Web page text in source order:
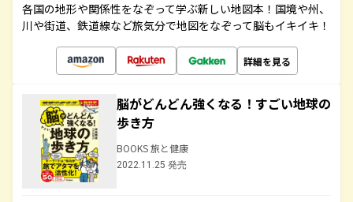
各国の地形や関係性をなぞって学ぶ新しい地図本！国境や州、
川や街道、鉄道線など旅気分で地図をなぞって脳もイキイキ！
詳細を見る
脳がどんどん強くなる！すごい地球の
歩き方
BOOKS 旅と健康
2022.11.25 発売